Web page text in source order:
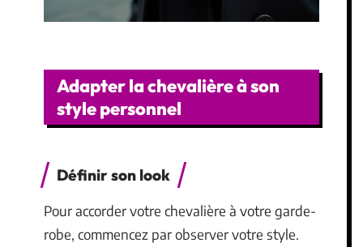
Adapter la chevalière à son
style personnel
Définir son look
Pour accorder votre chevalière à votre garde-
robe, commencez par observer votre style.